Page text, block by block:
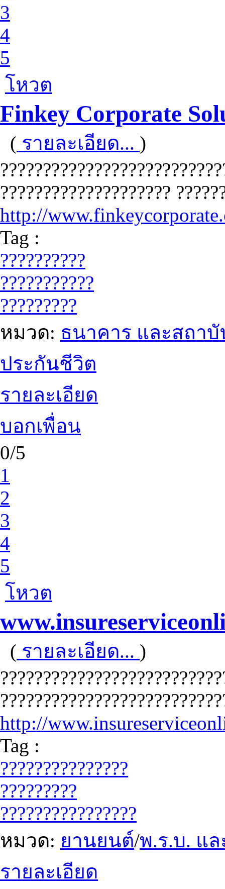
3
4
5
โหวต
Finkey Corporate
( รายละเอียด... )
????????????????????
http://
Tag :
??????????
???????????
?????????
หมวด: ธนาคาร และสถาบั
ประกันชีวิต
รายละเอียด
บอกเพื่อน
0/5
1
2
3
4
5
โหวต
( รายละเอียด... )
http://
Tag :
???????????????
?????????
????????????????
หมวด: ยานยนต์/พ.ร.บ. แ
รายละเอียด